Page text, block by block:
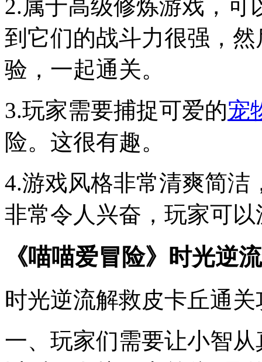
2.属于高级修炼游戏，
到它们的战斗力很强，
验，一起通关。
3.玩家需要捕捉可爱的宠
险。这很有趣。
4.游戏风格非常清爽简洁
非常令人兴奋，玩家可
《喵喵爱冒险》时光逆
时光逆流解救皮卡丘通关
一、玩家们需要让小智